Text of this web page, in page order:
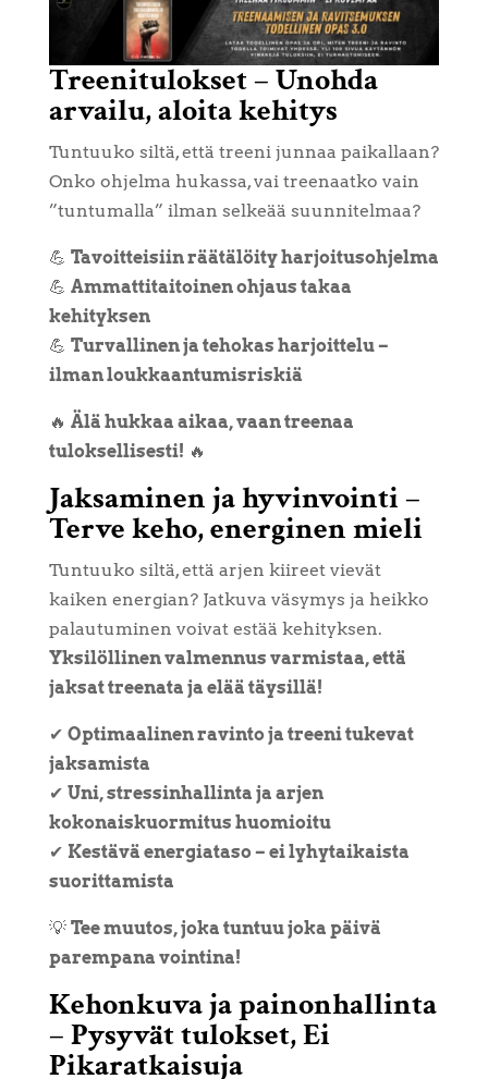
Treenitulokset – Unohda
arvailu, aloita kehitys
Tuntuuko siltä, että treeni junnaa paikallaan?
Onko ohjelma hukassa, vai treenaatko vain
”tuntumalla” ilman selkeää suunnitelmaa?
💪 Tavoitteisiin räätälöity harjoitusohjelma
💪 Ammattitaitoinen ohjaus takaa
kehityksen
💪 Turvallinen ja tehokas harjoittelu –
ilman loukkaantumisriskiä
🔥 Älä hukkaa aikaa, vaan treenaa
tuloksellisesti! 🔥
Jaksaminen ja hyvinvointi –
Terve keho, energinen mieli
Tuntuuko siltä, että arjen kiireet vievät
kaiken energian? Jatkuva väsymys ja heikko
palautuminen voivat estää kehityksen.
Yksilöllinen valmennus varmistaa, että
jaksat treenata ja elää täysillä!
✔ Optimaalinen ravinto ja treeni tukevat
jaksamista
✔ Uni, stressinhallinta ja arjen
kokonaiskuormitus huomioitu
✔ Kestävä energiataso – ei lyhytaikaista
suorittamista
💡 Tee muutos, joka tuntuu joka päivä
parempana vointina!
Kehonkuva ja painonhallinta
– Pysyvät tulokset, Ei
Pikaratkaisuja